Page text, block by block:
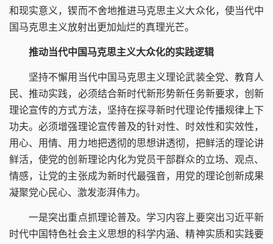
和现实意义，锲而不舍地推进马克思主义大众化，使当代中
国马克思主义放射出更加灿烂的真理光芒。
推动当代中国马克思主义大众化的实践逻辑
坚持不懈用当代中国马克思主义理论武装全党、教育人
民、推动实践，必须结合新时代新形势新任务新要求，创新
理论宣传的方式方法，坚持在探寻新时代理论传播规律上下
功夫。必须增强理论宣传普及的针对性、时效性和实效性，
用心、用情、用力地把透彻的思想讲透彻，把鲜活的理论讲
鲜活，使党的创新理论内化为党员干部群众的立场、观点、
情感，让党的主张成为新时代最强音，用党的理论创新成果
凝聚党心民心、激发澎湃伟力。
一是突出重点抓理论普及。 学习内容上要突出习近平新
时代中国特色社会主义思想的科学内涵、精神实质和实践要